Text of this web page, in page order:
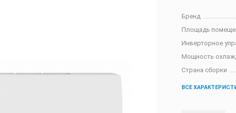
Бренд
Площадь
Инверторное
Мощность
Страна сборки
ВСЕ